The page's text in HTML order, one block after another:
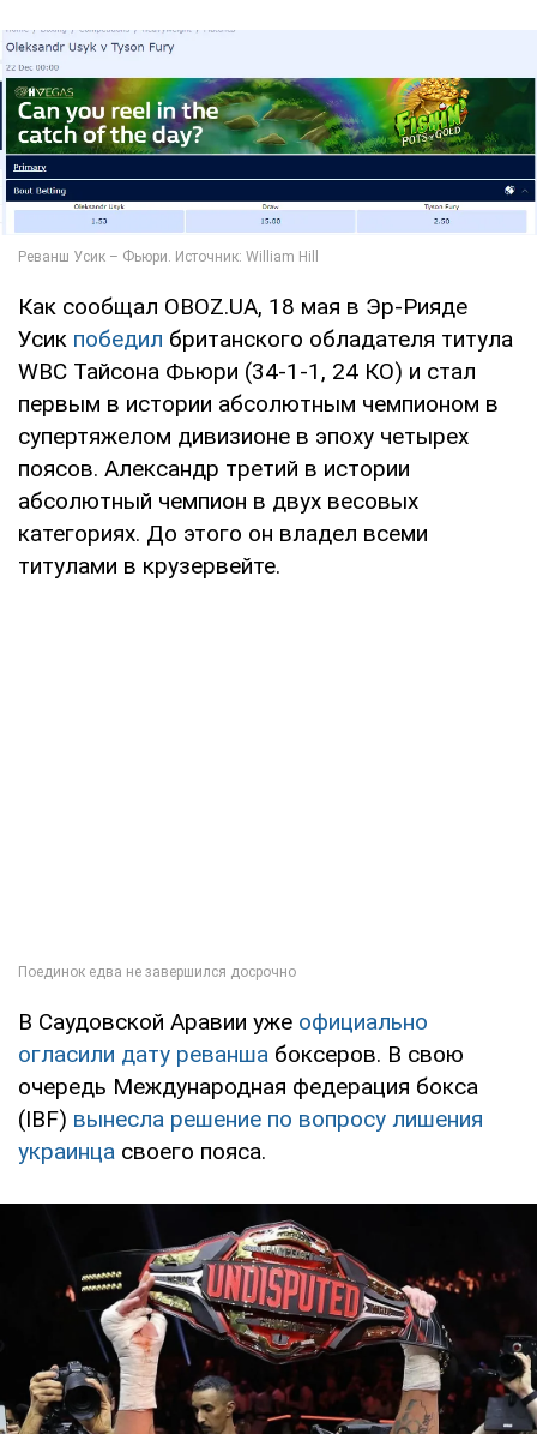
Как сообщал OBOZ.UA, 18 мая в Эр-Рияде
Усик победил британского обладателя титула
WBC Тайсона Фьюри (34-1-1, 24 КО) и стал
первым в истории абсолютным чемпионом в
супертяжелом дивизионе в эпоху четырех
поясов. Александр третий в истории
абсолютный чемпион в двух весовых
категориях. До этого он владел всеми
титулами в крузервейте.
В Саудовской Аравии уже официально
огласили дату реванша боксеров. В свою
очередь Международная федерация бокса
(IBF) вынесла решение по вопросу лишения
украинца своего пояса.